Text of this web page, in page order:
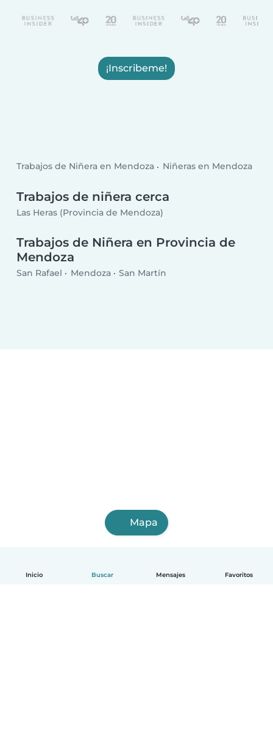
Inicio Buscar Mensajes Favoritos
¡Inscribeme!
Trabajos de Niñera en Mendoza Niñeras en Mendoza
Trabajos de niñera cerca
Las Heras (Provincia de Mendoza)
Trabajos de Niñera en Provincia de
Mendoza
San Rafael Mendoza San Martín
Mapa